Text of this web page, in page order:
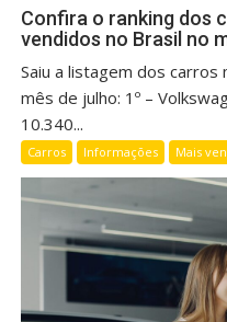
Confira o ranking dos
vendidos no Brasil no
Saiu a listagem dos carros
mês de julho: 1º –
10.340...
Carros Informações Mais